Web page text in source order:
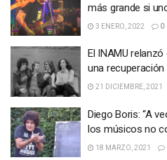
más grande si
3 ENERO, 2022 0
El INAMU
una
21 DICIEMBRE, 2021
Diego Boris: “A
los músicos no
18 MARZO, 2021